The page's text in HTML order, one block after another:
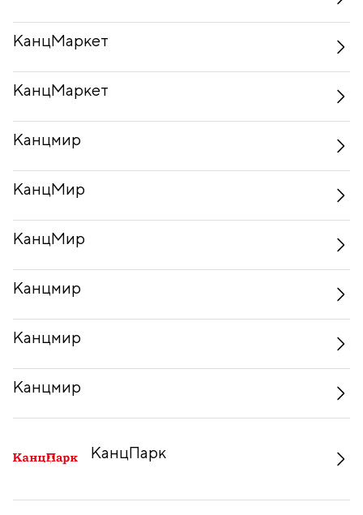
КанцМаркет
КанцМаркет
Канцмир
КанцМир
КанцМир
Канцмир
Канцмир
Канцмир
КанцПарк